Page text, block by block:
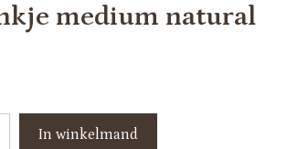
medium natural
In winkelmand